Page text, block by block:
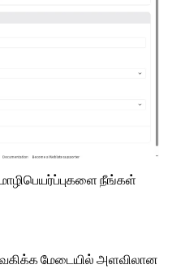
நீங்கள்
மேடையில் அளவிலான